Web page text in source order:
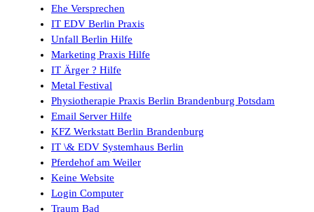
Ehe Versprechen
IT EDV Berlin Praxis
Unfall Berlin Hilfe
Marketing Praxis Hilfe
IT Ärger ? Hilfe
Metal Festival
Physiotherapie Praxis Berlin Brandenburg Potsdam
Email Server Hilfe
KFZ Werkstatt Berlin Brandenburg
IT \& EDV Systemhaus Berlin
Pferdehof am Weiler
Keine Website
Login Computer
Traum Bad